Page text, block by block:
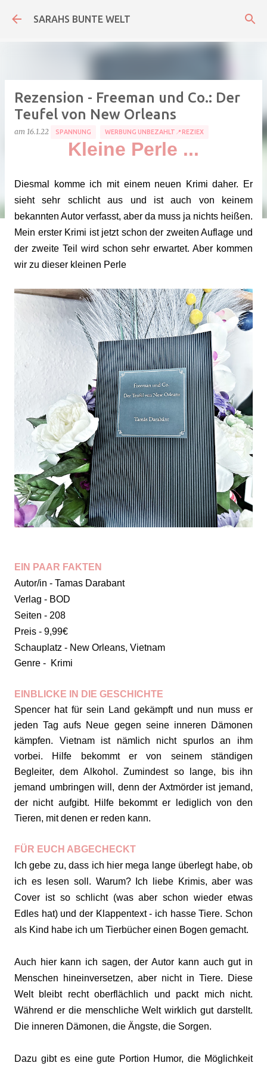
Direkt zum Hauptbereich
SARAHS BUNTE WELT
Rezension - Freeman und Co.: Der
Teufel von New Orleans
am 16.1.22 SPANNUNG WERBUNG UNBEZAHLT📍REZIEX
Kleine Perle ...
Diesmal komme ich mit einem neuen Krimi daher. Er
sieht sehr schlicht aus und ist auch von keinem
bekannten Autor verfasst, aber da muss ja nichts heißen.
Mein erster Krimi ist jetzt schon der zweiten Auflage und
der zweite Teil wird schon sehr erwartet. Aber kommen
wir zu dieser kleinen Perle
EIN PAAR FAKTEN
Autor/in - Tamas Darabant
Verlag - BOD
Seiten - 208
Preis - 9,99€
Schauplatz - New Orleans, Vietnam
Genre - Krimi
EINBLICKE IN DIE GESCHICHTE
Spencer hat für sein Land gekämpft und nun muss er
jeden Tag aufs Neue gegen seine inneren Dämonen
kämpfen. Vietnam ist nämlich nicht spurlos an ihm
vorbei. Hilfe bekommt er von seinem ständigen
Begleiter, dem Alkohol. Zumindest so lange, bis ihn
jemand umbringen will, denn der Axtmörder ist jemand,
der nicht aufgibt. Hilfe bekommt er lediglich von den
Tieren, mit denen er reden kann.
FÜR EUCH ABGECHECKT
Ich gebe zu, dass ich hier mega lange überlegt habe, ob
ich es lesen soll. Warum? Ich liebe Krimis, aber was
Cover ist so schlicht (was aber schon wieder etwas
Edles hat) und der Klappentext - ich hasse Tiere. Schon
als Kind habe ich um Tierbücher einen Bogen gemacht.
Auch hier kann ich sagen, der Autor kann auch gut in
Menschen hineinversetzen, aber nicht in Tiere. Diese
Welt bleibt recht oberflächlich und packt mich nicht.
Während er die menschliche Welt wirklich gut darstellt.
Die inneren Dämonen, die Ängste, die Sorgen.
Dazu gibt es eine gute Portion Humor, die Möglichkeit